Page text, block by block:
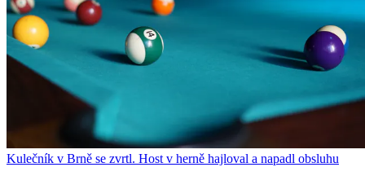
Kulečník v Brně se zvrtl. Host v herně hajloval a napadl obsluhu